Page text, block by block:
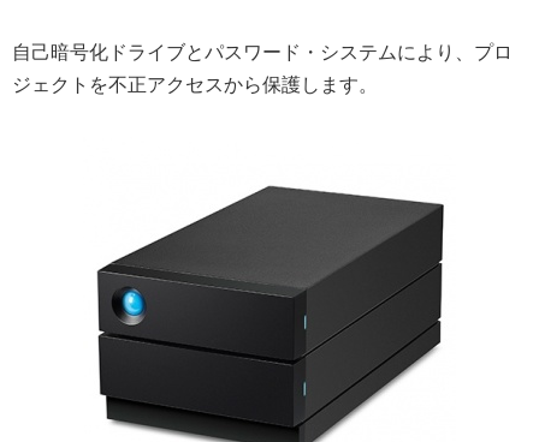
自己暗号化ドライブとパスワード・システムにより、プロ
ジェクトを不正アクセスから保護します。